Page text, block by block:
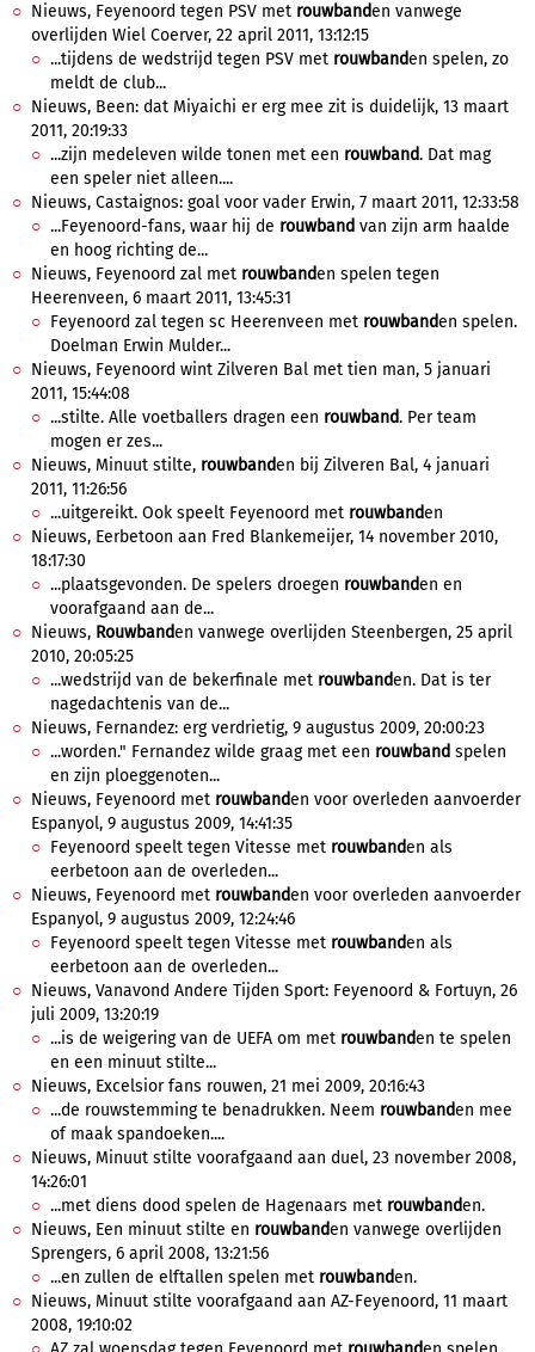
Nieuws, Feyenoord tegen PSV met rouwbanden vanwege
overlijden Wiel Coerver, 22 april 2011, 13:12:15
...tijdens de wedstrijd tegen PSV met rouwbanden spelen, zo
meldt de club...
Nieuws, Been: dat Miyaichi er erg mee zit is duidelijk, 13 maart
2011, 20:19:33
...zijn medeleven wilde tonen met een rouwband. Dat mag
een speler niet alleen....
Nieuws, Castaignos: goal voor vader Erwin, 7 maart 2011, 12:33:58
...Feyenoord-fans, waar hij de rouwband van zijn arm haalde
en hoog richting de...
Nieuws, Feyenoord zal met rouwbanden spelen tegen
Heerenveen, 6 maart 2011, 13:45:31
Feyenoord zal tegen sc Heerenveen met rouwbanden spelen.
Doelman Erwin Mulder...
Nieuws, Feyenoord wint Zilveren Bal met tien man, 5 januari
2011, 15:44:08
...stilte. Alle voetballers dragen een rouwband. Per team
mogen er zes...
Nieuws, Minuut stilte, rouwbanden bij Zilveren Bal, 4 januari
2011, 11:26:56
...uitgereikt. Ook speelt Feyenoord met rouwbanden
Nieuws, Eerbetoon aan Fred Blankemeijer, 14 november 2010,
18:17:30
...plaatsgevonden. De spelers droegen rouwbanden en
voorafgaand aan de...
Nieuws, Rouwbanden vanwege overlijden Steenbergen, 25 april
2010, 20:05:25
...wedstrijd van de bekerfinale met rouwbanden. Dat is ter
nagedachtenis van de...
Nieuws, Fernandez: erg verdrietig, 9 augustus 2009, 20:00:23
...worden." Fernandez wilde graag met een rouwband spelen
en zijn ploeggenoten...
Nieuws, Feyenoord met rouwbanden voor overleden aanvoerder
Espanyol, 9 augustus 2009, 14:41:35
Feyenoord speelt tegen Vitesse met rouwbanden als
eerbetoon aan de overleden...
Nieuws, Feyenoord met rouwbanden voor overleden aanvoerder
Espanyol, 9 augustus 2009, 12:24:46
Feyenoord speelt tegen Vitesse met rouwbanden als
eerbetoon aan de overleden...
Nieuws, Vanavond Andere Tijden Sport: Feyenoord & Fortuyn, 26
juli 2009, 13:20:19
...is de weigering van de UEFA om met rouwbanden te spelen
en een minuut stilte...
Nieuws, Excelsior fans rouwen, 21 mei 2009, 20:16:43
...de rouwstemming te benadrukken. Neem rouwbanden mee
of maak spandoeken....
Nieuws, Minuut stilte voorafgaand aan duel, 23 november 2008,
14:26:01
...met diens dood spelen de Hagenaars met rouwbanden.
Nieuws, Een minuut stilte en rouwbanden vanwege overlijden
Sprengers, 6 april 2008, 13:21:56
...en zullen de elftallen spelen met rouwbanden.
Nieuws, Minuut stilte voorafgaand aan AZ-Feyenoord, 11 maart
2008, 19:10:02